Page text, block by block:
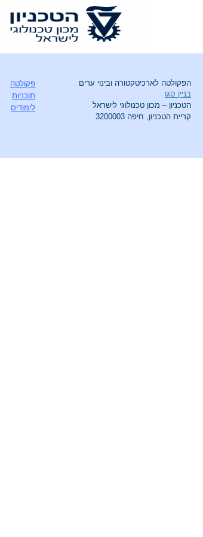
הפקולטה לארכיטקטורה ובינוי ערים
בניין סגו
הטכניון – מכון טכנולוגי לישראל
קריית הטכניון, חיפה 3200003
פקולטה
תוכניות
לימודים